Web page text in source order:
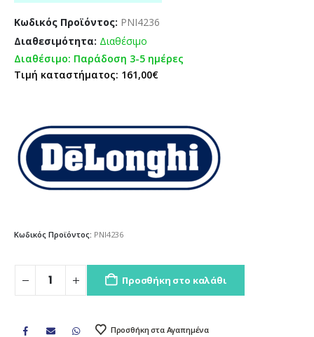
Κωδικός Προϊόντος: PNI4236
Διαθεσιμότητα: Διαθέσιμο
Διαθέσιμο: Παράδοση 3-5 ημέρες
Τιμή καταστήματος: 161,00€
Κωδικός Προϊόντος: PNI4236
Προσθήκη στο καλάθι
Προσθήκη στα Αγαπημένα